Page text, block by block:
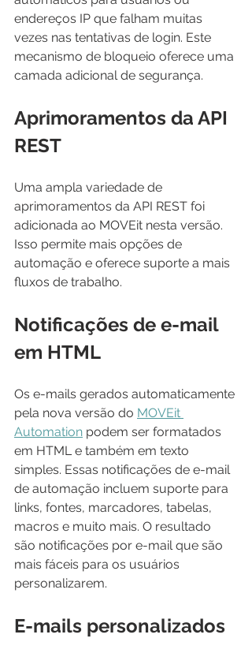
endereços IP que falham muitas
vezes nas tentativas de login. Este
mecanismo de bloqueio oferece uma
camada adicional de segurança.
Aprimoramentos da API
REST
Uma ampla variedade de
aprimoramentos da API REST foi
adicionada ao MOVEit nesta versão.
Isso permite mais opções de
automação e oferece suporte a mais
fluxos de trabalho.
Notificações de e-mail
em HTML
Os e-mails gerados automaticamente
pela nova versão do MOVEit
Automation podem ser formatados
em HTML e também em texto
simples. Essas notificações de e-mail
de automação incluem suporte para
links, fontes, marcadores, tabelas,
macros e muito mais. O resultado
são notificações por e-mail que são
mais fáceis para os usuários
personalizarem.
E-mails personalizados